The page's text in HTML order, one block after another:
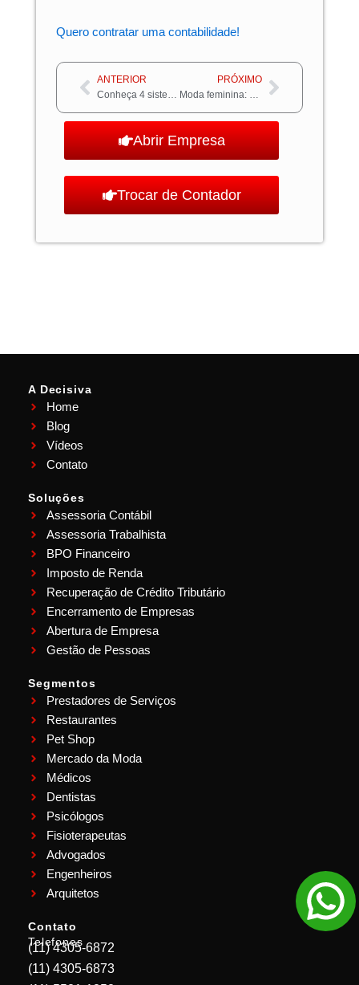
Quero contratar uma contabilidade!
Anterior
ANTERIOR
Conheça 4 sistemas para gerenciar sua loja de roupas!
PRÓXIMO
Moda feminina: entenda como cada vez mais o público masculino a tem consumido Próximo
Abrir Empresa
Trocar de Contador
A Decisiva
Home
Blog
Vídeos
Contato
Soluções
Assessoria Contábil
Assessoria Trabalhista
BPO Financeiro
Imposto de Renda
Recuperação de Crédito Tributário
Encerramento de Empresas
Abertura de Empresa
Gestão de Pessoas
Segmentos
Prestadores de Serviços
Restaurantes
Pet Shop
Mercado da Moda
Médicos
Dentistas
Psicólogos
Fisioterapeutas
Advogados
Engenheiros
Arquitetos
Contato
Telefones
(11) 4305-6872
(11) 4305-6873